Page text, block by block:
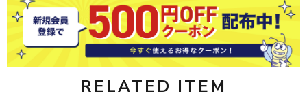
RELATED ITEM